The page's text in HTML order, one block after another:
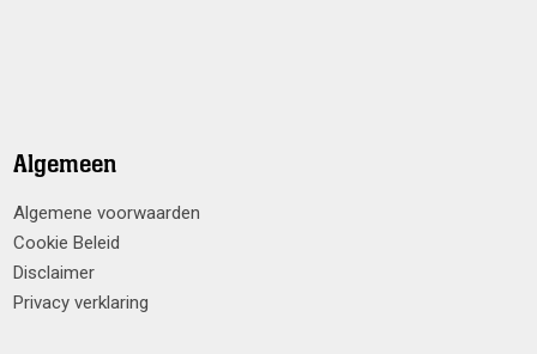
Algemeen
Algemene voorwaarden
Cookie Beleid
Disclaimer
Privacy verklaring